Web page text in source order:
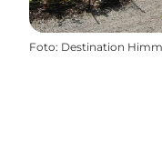
Foto: Destination